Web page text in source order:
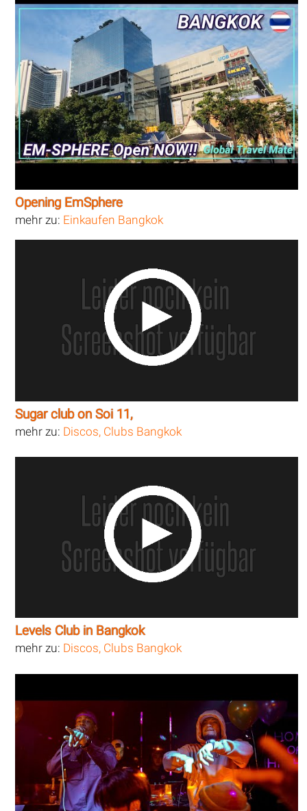
Opening EmSphere
mehr zu: Einkaufen Bangkok
Sugar club on Soi 11,
mehr zu: Discos, Clubs Bangkok
Levels Club in Bangkok
mehr zu: Discos, Clubs Bangkok